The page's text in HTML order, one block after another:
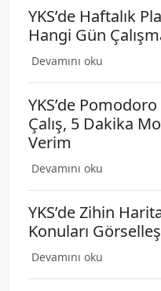
YKS’de Haftalık
Hangi Gün
Devamını oku
YKS’de
Çalış, 5 Dakika
Verim
Devamını oku
YKS’de Zihin
Konuları
Devamını oku